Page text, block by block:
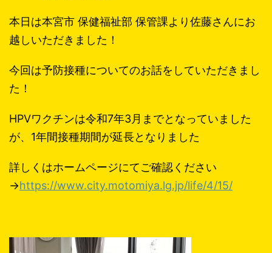
本日は本宮市 保健福祉部 保管課より佐藤さんにお
越しいただきました！
今回は予防接種についてのお話をしていただきまし
た！
HPVワクチンは令和7年3月までとなっていました
が、1年間接種期間が延長となりました
詳しくはホームページにてご確認ください
→https://www.city.motomiya.lg.jp/life/4/15/